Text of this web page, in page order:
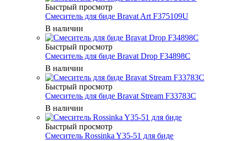
Быстрый просмотр
Смеситель для биде Bravat Art F375109U
В наличии
Быстрый просмотр
Смеситель для биде Bravat Drop F34898C
В наличии
Быстрый просмотр
Смеситель для биде Bravat Stream F33783C
В наличии
Быстрый просмотр
Смеситель Rossinka Y35-51 для биде